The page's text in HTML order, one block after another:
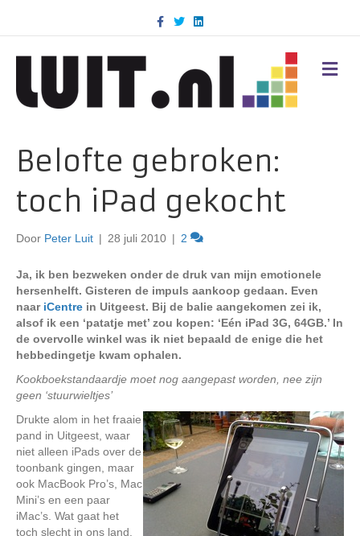
c
k
T
w
i
n
d
M
E
Belofte gebroken:
toch iPad gekocht
Door Peter Luit | 28 juli 2010 | 2
Ja, ik ben bezweken onder de druk van mijn emotionele
hersenhelft. Gisteren de impuls aankoop gedaan. Even
naar iCentre in Uitgeest. Bij de balie aangekomen zei ik,
alsof ik een ‘patatje met’ zou kopen: ‘Eén iPad 3G, 64GB.’ In
de overvolle winkel was ik niet bepaald de enige die het
hebbedingetje kwam ophalen.
Kookboekstandaardje moet nog aangepast worden, nee zijn
geen ‘stuurwieltjes’
Drukte alom in het fraaie
pand in Uitgeest, waar
niet alleen iPads over de
toonbank gingen, maar
ook MacBook Pro’s, Mac
Mini’s en een paar
iMac’s. Wat gaat het
toch slecht in ons land.